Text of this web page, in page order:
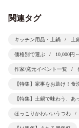
関連タグ
キッチン用品・土鍋 土
価格別で選ぶ 10,000円
作家/窯元イベント一覧
【特集】家事をお助け！食
【特集】土鍋で味わう、あ
ほっこりかわいいうつわ